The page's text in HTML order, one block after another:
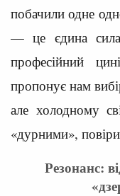
побачили одне
— це єдина
професійний
пропонує нам
але холодному
«дурними»,
Резонанс: